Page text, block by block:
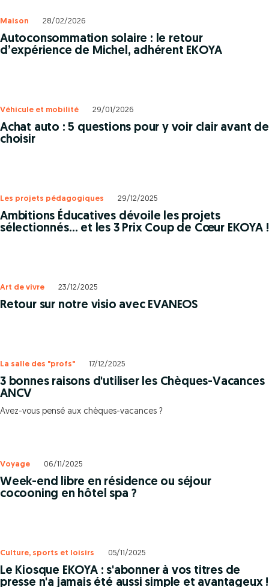
Maison 28/02/2026
Autoconsommation solaire : le retour
d’expérience de Michel, adhérent EKOYA
Véhicule et mobilité 29/01/2026
Achat auto : 5 questions pour y voir clair avant de
choisir
Les projets pédagogiques 29/12/2025
Ambitions Éducatives dévoile les projets
sélectionnés… et les 3 Prix Coup de Cœur EKOYA !
Art de vivre 23/12/2025
Retour sur notre visio avec EVANEOS
La salle des "profs" 17/12/2025
3 bonnes raisons d'utiliser les Chèques-Vacances
ANCV
Avez-vous pensé aux chèques-vacances ?
Voyage 06/11/2025
Week-end libre en résidence ou séjour
cocooning en hôtel spa ?
Culture, sports et loisirs 05/11/2025
Le Kiosque EKOYA : s'abonner à vos titres de
presse n'a jamais été aussi simple et avantageux !